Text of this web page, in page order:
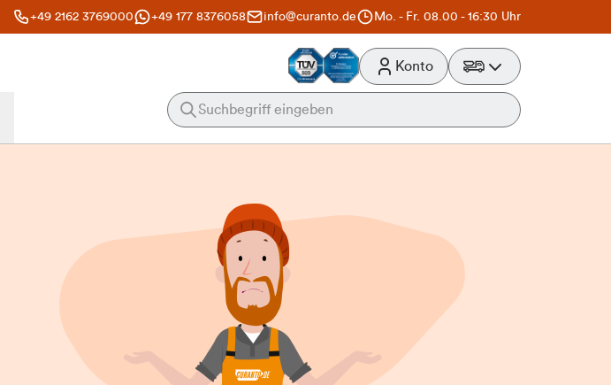
+49 2162 3769000 +49 177 8376058 info@curanto.de Mo. - Fr. 08.00 - 16:30 Uhr
Konto